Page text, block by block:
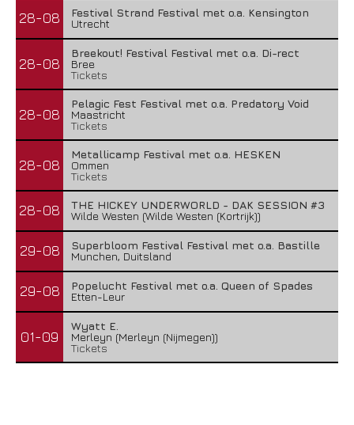
28-08
Festival Strand Festival met o.a. Kensington
Utrecht
28-08
Breekout! Festival Festival met o.a. Di-rect
Bree
Tickets
28-08
Pelagic Fest Festival met o.a. Predatory Void
Maastricht
Tickets
28-08
Metallicamp Festival met o.a. HESKEN
Ommen
Tickets
28-08
THE HICKEY UNDERWORLD - DAK SESSION #3
Wilde Westen (Wilde Westen (Kortrijk))
29-08
Superbloom Festival Festival met o.a. Bastille
Munchen, Duitsland
29-08
Popelucht Festival met o.a. Queen of Spades
Etten-Leur
01-09
Wyatt E.
Merleyn (Merleyn (Nijmegen))
Tickets